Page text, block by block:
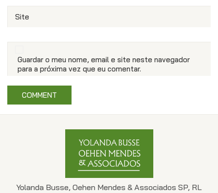
Site
Guardar o meu nome, email e site neste navegador
para a próxima vez que eu comentar.
Yolanda Busse, Oehen Mendes & Associados SP, RL